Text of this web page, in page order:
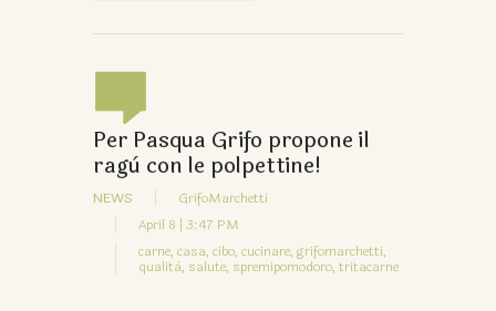
Per Pasqua Grifo propone il
ragù con le polpettine!
NEWS
GrifoMarchetti
April 8 | 3:47 PM
carne, casa, cibo, cucinare, grifomarchetti,
qualità, salute, spremipomodoro, tritacarne